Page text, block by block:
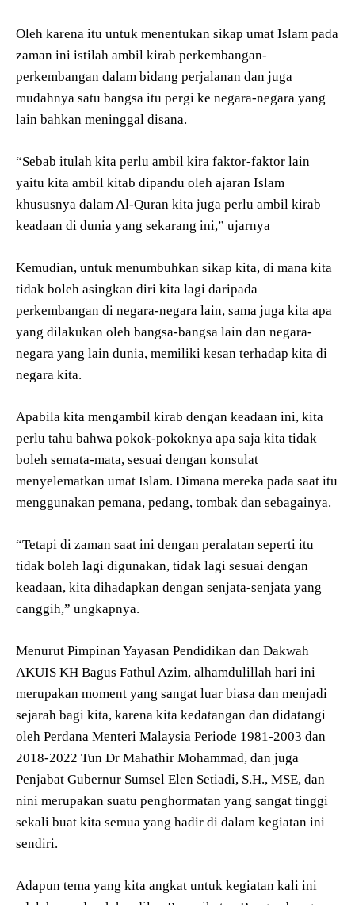
Oleh karena itu untuk menentukan sikap umat Islam pada
zaman ini istilah ambil kirab perkembangan-
perkembangan dalam bidang perjalanan dan juga
mudahnya satu bangsa itu pergi ke negara-negara yang
lain bahkan meninggal disana.
“Sebab itulah kita perlu ambil kira faktor-faktor lain
yaitu kita ambil kitab dipandu oleh ajaran Islam
khususnya dalam Al-Quran kita juga perlu ambil kirab
keadaan di dunia yang sekarang ini,” ujarnya
Kemudian, untuk menumbuhkan sikap kita, di mana kita
tidak boleh asingkan diri kita lagi daripada
perkembangan di negara-negara lain, sama juga kita apa
yang dilakukan oleh bangsa-bangsa lain dan negara-
negara yang lain dunia, memiliki kesan terhadap kita di
negara kita.
Apabila kita mengambil kirab dengan keadaan ini, kita
perlu tahu bahwa pokok-pokoknya apa saja kita tidak
boleh semata-mata, sesuai dengan konsulat
menyelematkan umat Islam. Dimana mereka pada saat itu
menggunakan pemana, pedang, tombak dan sebagainya.
“Tetapi di zaman saat ini dengan peralatan seperti itu
tidak boleh lagi digunakan, tidak lagi sesuai dengan
keadaan, kita dihadapkan dengan senjata-senjata yang
canggih,” ungkapnya.
Menurut Pimpinan Yayasan Pendidikan dan Dakwah
AKUIS KH Bagus Fathul Azim, alhamdulillah hari ini
merupakan moment yang sangat luar biasa dan menjadi
sejarah bagi kita, karena kita kedatangan dan didatangi
oleh Perdana Menteri Malaysia Periode 1981-2003 dan
2018-2022 Tun Dr Mahathir Mohammad, dan juga
Penjabat Gubernur Sumsel Elen Setiadi, S.H., MSE, dan
nini merupakan suatu penghormatan yang sangat tinggi
sekali buat kita semua yang hadir di dalam kegiatan ini
sendiri.
Adapun tema yang kita angkat untuk kegiatan kali ini